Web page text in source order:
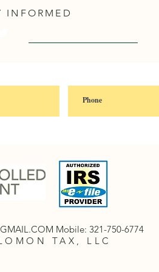
INFORMED
Mobile: 321-750-6774
TAX, LLC